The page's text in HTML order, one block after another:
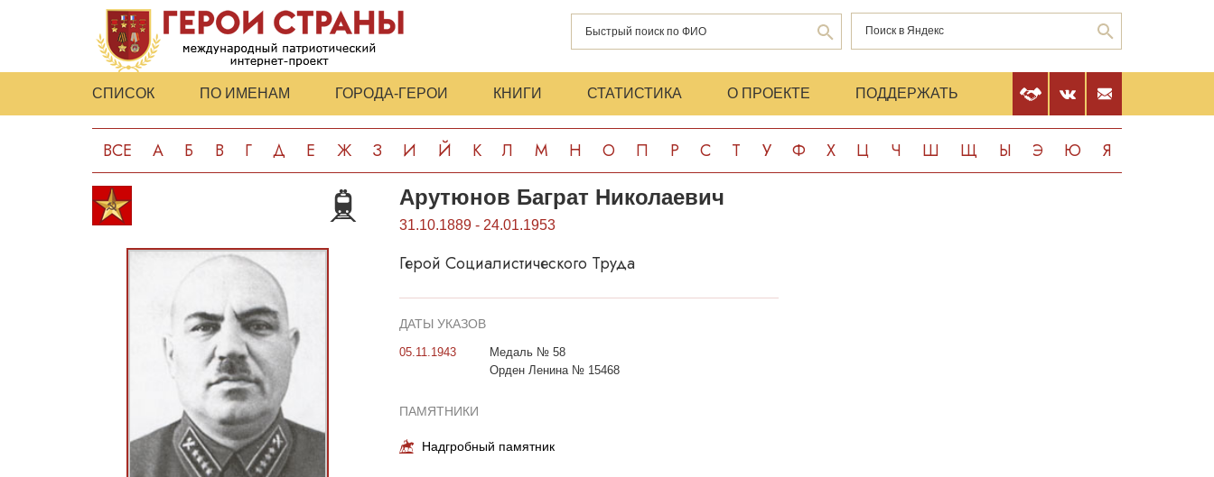
СПИСОК ПО ИМЕНАМ ГОРОДА-ГЕРОИ КНИГИ СТАТИСТИКА О ПРОЕКТЕ ПОДДЕРЖАТЬ
ВСЕ А Б В Г Д Е Ж З И Й К Л М Н О П Р С Т У Ф Х Ц Ч Ш Щ Ы Э Ю Я
Арутюнов Баграт Николаевич
31.10.1889 - 24.01.1953
Герой Социалистического Труда
ДАТЫ УКАЗОВ
05.11.1943
Медаль № 58
Орден Ленина № 15468
ПАМЯТНИКИ
Надгробный памятник